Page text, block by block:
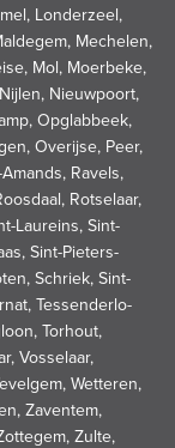
Londerzeel,
Mechelen,
Mol, Moerbeke,
Nieuwpoort,
Opglabbeek,
Overijse, Peer,
Ravels,
Rotselaar,
Laureins, Sint-
Sint-Pieters-
Schriek, Sint-
Tessenderlo-
Torhout,
Vosselaar,
Wetteren,
Zaventem,
Zulte,